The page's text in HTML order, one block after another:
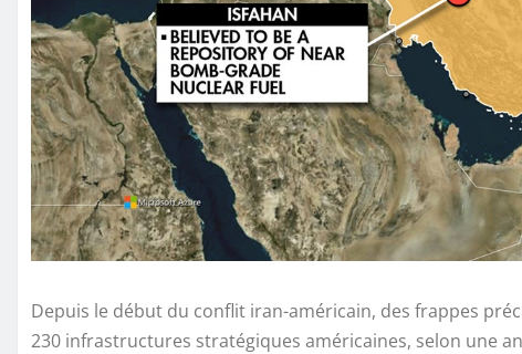
Depuis le début du conflit iran-américain, des frappes
230 infrastructures stratégiques américaines, selon une